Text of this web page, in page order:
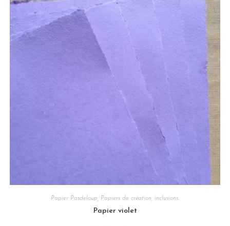
Papier Pasdeloup Papiers de création, inclusions.
Papier violet